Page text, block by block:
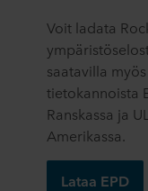
Voit ladata
saatavilla
tietokannoista
Ranskassa ja
Amerikassa.
Lataa EPD